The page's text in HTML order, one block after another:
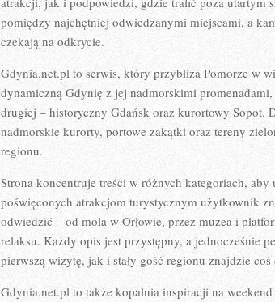
pomiędzy najchętniej odwiedzanymi miejscami, a
czekają na odkrycie.
Gdynia.net.pl to serwis, który przybliża Pomorze w
dynamiczną Gdynię z jej nadmorskimi
drugiej – historyczny Gdańsk oraz kurortowy Sopot.
nadmorskie kurorty, portowe zakątki oraz tereny
regionu.
Strona koncentruje treści w różnych kategoriach,
poświęconych atrakcjom turystycznym użytkownik
odwiedzić – od mola w Orłowie, przez muzea i
relaksu. Każdy opis jest przystępny, a jednocześnie
pierwszą wizytę, jak i stały gość regionu znajdzie coś
Gdynia.net.pl to także kopalnia inspiracji na